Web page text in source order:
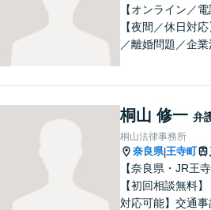
可】
【オンライン／電
【夜間／休日対
／離婚問題／企業
さまに安心を与え
指します。【地域
弁護士】まずは
談ください。
桐山 修一 弁
桐山法律事務所
奈良県|王寺町
【奈良県・JR王
【初回相談無料
対応可能】交通事